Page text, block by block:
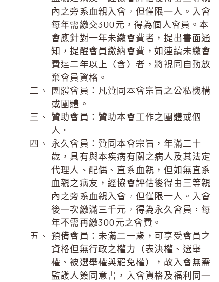
內之旁系血親入會，但僅限一人。入會
每年需繳交300元，得為個人會員。本
會應針對一年未繳會費者，提出書面通
知，提醒會員繳納會費，如連續未繳會
費達二年以上（含）者，將視同自動放
棄會員資格。
團體會員：凡贊同本會宗旨之公私機構
或團體。
贊助會員：贊助本會工作之團體或個
人。
永久會員：贊同本會宗旨，年滿二十
歲，具有與本疾病有關之病人及其法定
代理人、配偶、直系血親，但如無直系
血親之病友，經協會評估後得由三等親
內之旁系血親入會，但僅限一人。入會
後一次繳滿三千元，得為永久會員，每
年不需再繳300元之會費。
預備會員：未滿二十歲，可享受會員之
資格但無行政之權力（表決權、選舉
權、被選舉權與罷免權），故入會無需
監護人簽同意書，入會資格及福利同一